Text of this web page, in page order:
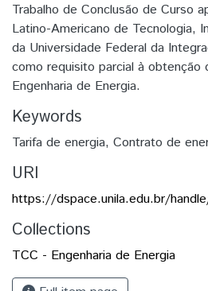
Trabalho de Conclusão de Curso
Latino-Americano de Tecnologia,
da Universidade Federal da
como requisito parcial à
Engenharia de Energia.
Keywords
Tarifa de energia, Contrato de
URI
https://dspace.unila.edu.br/
Collections
TCC - Engenharia de Energia